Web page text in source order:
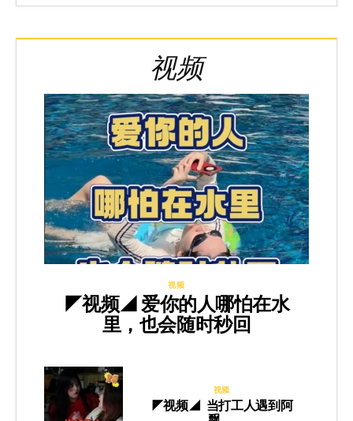
视频
视频
◤视频◢ 爱你的人哪怕在水
里，也会随时秒回
视频
◤视频◢ 当打工人遇到阿